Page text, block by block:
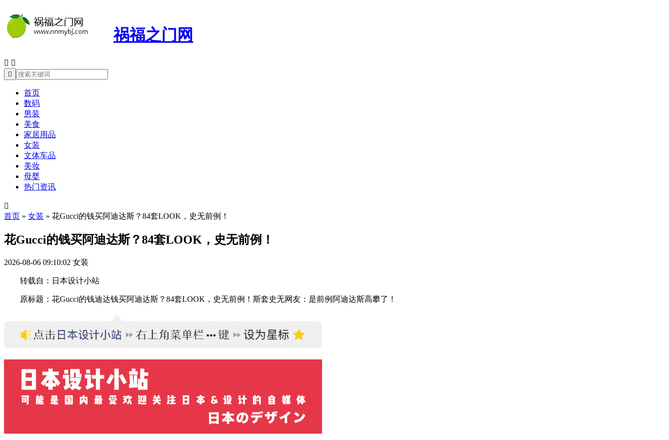
祸福之门网
 

首页
数码
男装
美食
家居用品
女装
文体车品
美妆
母婴
热门资讯

首页 » 女装 » 花Gucci的钱买阿迪达斯？84套LOOK，史无前例！
花Gucci的钱买阿迪达斯？84套LOOK，史无前例！
2026-08-06 09:10:02 女装
转载自：日本设计小站
原标题：花Gucci的钱迪达钱买阿迪达斯？84套LOOK，史无前例！斯套史无网友：是前例阿迪达斯高攀了！